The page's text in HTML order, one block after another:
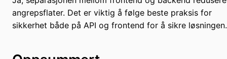
angrepsflater. Det er viktig å følge beste praksis for
sikkerhet både på API og frontend for å sikre løsningen.